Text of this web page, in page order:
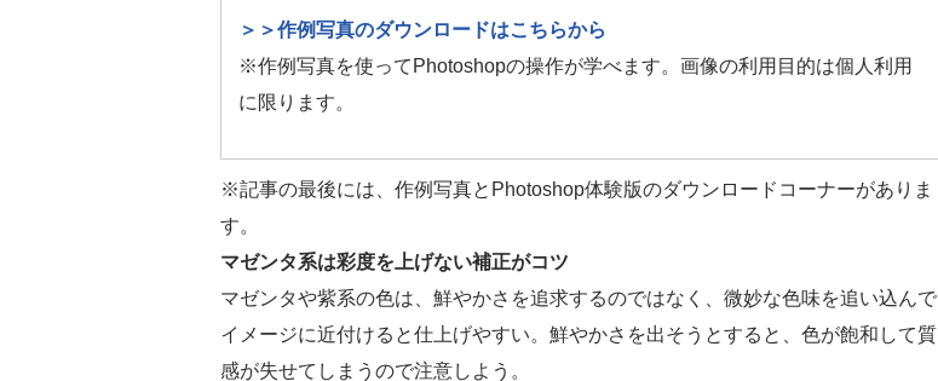
＞＞作例写真のダウンロードはこちらから
※作例写真を使ってPhotoshopの操作が学べます。画像の利用目的は個人利用
に限ります。
※記事の最後には、作例写真とPhotoshop体験版のダウンロードコーナーがありま
す。
マゼンタ系は彩度を上げない補正がコツ
マゼンタや紫系の色は、鮮やかさを追求するのではなく、微妙な色味を追い込んで
イメージに近付けると仕上げやすい。鮮やかさを出そうとすると、色が飽和して質
感が失せてしまうので注意しよう。